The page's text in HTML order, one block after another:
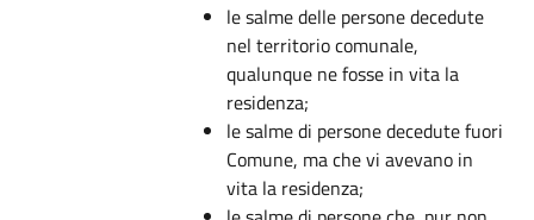
le salme delle persone decedute
nel territorio comunale,
qualunque ne fosse in vita la
residenza;
le salme di persone decedute fuori
Comune, ma che vi avevano in
vita la residenza;